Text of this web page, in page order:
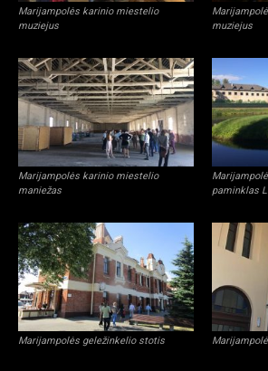
Marijampolės karinio miestelio
muziejus
muziejus
Marijampolės karinio miestelio
maniežas
paminklas
Marijampolės geležinkelio stotis